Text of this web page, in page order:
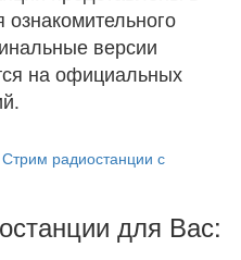
версии
на официальных
Стрим радиостанции с
для Вас: